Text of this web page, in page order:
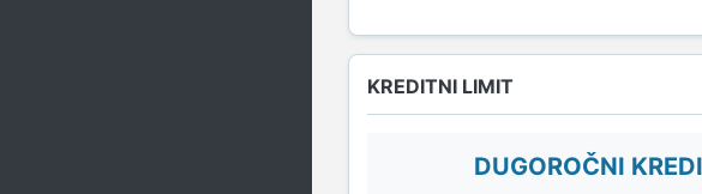
KREDITNI LIMIT
DUGOROČNI